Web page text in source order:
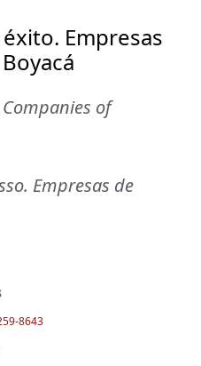
Empresas
of
Empresas de
8643